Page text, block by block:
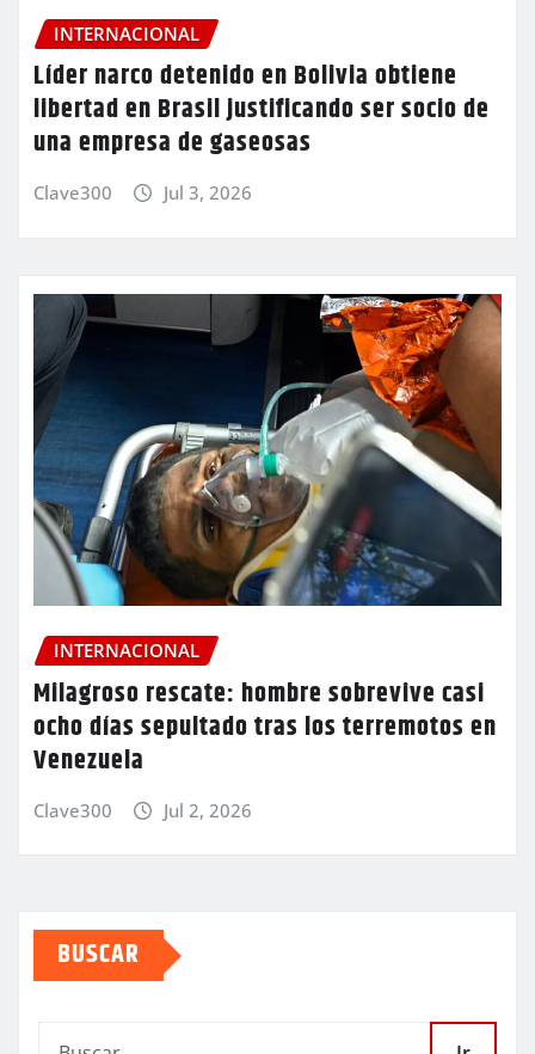
INTERNACIONAL
Líder narco detenido en Bolivia obtiene
libertad en Brasil justificando ser socio de
una empresa de gaseosas
Clave300 Jul 3, 2026
INTERNACIONAL
Milagroso rescate: hombre sobrevive casi
ocho días sepultado tras los terremotos en
Venezuela
Clave300 Jul 2, 2026
BUSCAR